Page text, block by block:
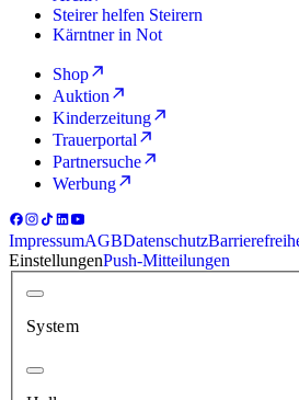
Steirer helfen Steirern
Kärntner in Not
Shop
Auktion
Kinderzeitung
Trauerportal
Partnersuche
Werbung
ImpressumAGBDatenschutz
EinstellungenPush-Mitteilungen
System